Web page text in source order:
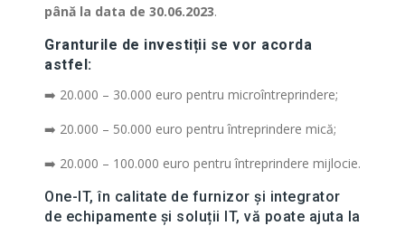
până la data de 30.06.2023.
Granturile de investiții se vor acorda
astfel:
➡️ 20.000 – 30.000 euro pentru microîntreprindere;
➡️ 20.000 – 50.000 euro pentru întreprindere mică;
➡️ 20.000 – 100.000 euro pentru întreprindere mijlocie.
One-IT, în calitate de furnizor și integrator
de echipamente și soluții IT, vă poate ajuta la